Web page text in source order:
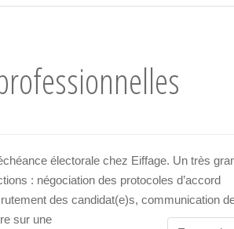
électorale chez Eiffage. Un très
: négociation des protocoles d’accord
des candidat(e)s, communication
sur une